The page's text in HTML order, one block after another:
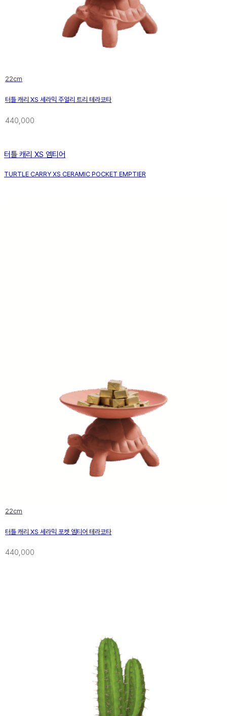
22cm
터틀 캐리 XS 세라믹 주얼리 트리 테라코타
440,000
터틀 캐리 XS 엠티어
TURTLE CARRY XS CERAMIC POCKET EMPTIER
22cm
터틀 캐리 XS 세라믹 포켓 엠티어 테라코타
440,000